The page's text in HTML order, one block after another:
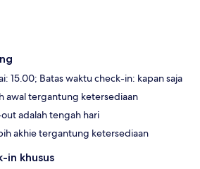
15.00; Batas waktu check-in: kapan saja
awal tergantung ketersediaan
adalah tengah hari
akhie tergantung ketersediaan
in khusus